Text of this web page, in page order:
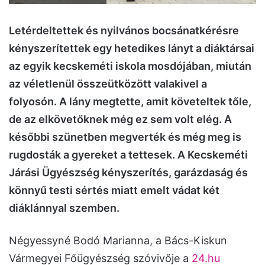
Letérdeltettek és nyilvános bocsánatkérésre
kényszerítettek egy hetedikes lányt a diáktársai
az egyik kecskeméti iskola mosdójában, miután
az véletlenül összeütközött valakivel a
folyosón. A lány megtette, amit követeltek tőle,
de az elkövetőknek még ez sem volt elég. A
későbbi szünetben megverték és még meg is
rugdosták a gyereket a tettesek. A Kecskeméti
Járási Ügyészség kényszerítés, garázdaság és
könnyű testi sértés miatt emelt vádat két
diáklánnyal szemben.
Négyessyné Bodó Marianna, a Bács-Kiskun
Vármegyei Főügyészség szóvivője a 24.hu